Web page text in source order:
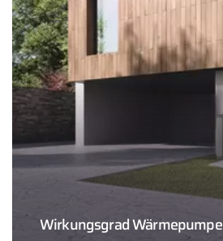
Wirkungsgrad Wärmepumpe